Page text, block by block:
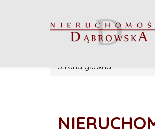
Strona główna